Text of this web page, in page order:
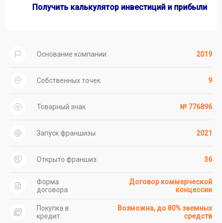
Получить калькулятор инвестиций и прибыли
Основание компании 2019
Собственных точек 9
Товарный знак № 776896
Запуск франшизы 2021
Открыто франшиз 36
Форма
договора
Договор коммерческой
концессии
Покупка в
кредит
Возможна, до 80% заемных
средств